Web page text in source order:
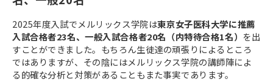
2025年度入試でメルリックス学院は東京女子医科大学に推薦
入試合格者23名、一般入試合格者20名（内特待合格1名） を出
すことができました。もちろん生徒達の頑張りによるところ
ではありますが、その陰にはメルリックス学院の講師陣によ
る的確な分析と対策があることもまた事実であります。